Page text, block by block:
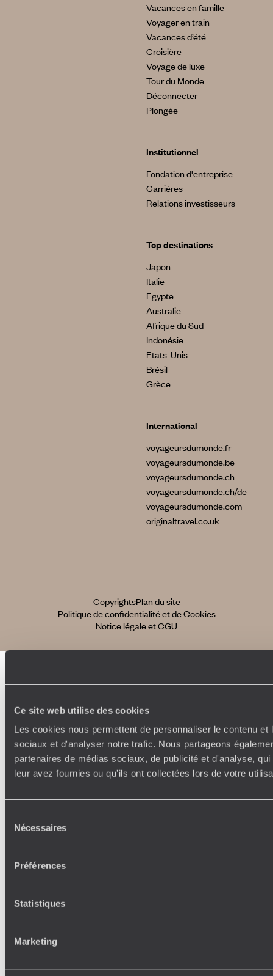
Ce site web utilise des cookies
Les cookies nous permettent de personnaliser le contenu
sociaux et d'analyser notre trafic. Nous partageons
partenaires de médias sociaux, de publicité et d'analyse,
leur avez fournies ou qu'ils ont collectées lors de votre
Nécessaires
Préférences
Statistiques
Marketing
Vacances en famille
Voyager en train
Vacances d’été
Croisière
Voyage de luxe
Tour du Monde
Déconnecter
Plongée
Institutionnel
Fondation d'entreprise
Carrières
Relations investisseurs
Top destinations
Japon
Italie
Egypte
Australie
Afrique du Sud
Indonésie
Etats-Unis
Brésil
Grèce
International
voyageursdumonde.fr
voyageursdumonde.be
voyageursdumonde.ch
voyageursdumonde.ch/de
voyageursdumonde.com
originaltravel.co.uk
CopyrightsPlan du site
Politique de confidentialité et de Cookies
Notice légale et CGU